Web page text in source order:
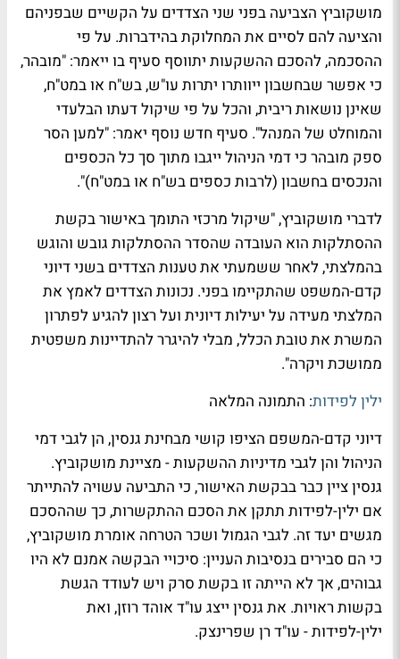
מושקוביץ הצביעה בפני שני הצדדים על הקשיים שבפניהם
והציעה להם לסיים את המחלוקת בהידברות. על פי
ההסכמה, להסכם ההשקעות יתווסף סעיף בו ייאמר: "מובהר,
כי אפשר שבחשבון ייוותרו יתרות עו"ש, בש"ח או במט"ח,
שאינן נושאות ריבית, והכל על פי שיקול דעתו הבלעדי
והמוחלט של המנהל". סעיף חדש נוסף יאמר: "למען הסר
ספק מובהר כי דמי הניהול ייגבו מתוך סך כל הכספים
והנכסים בחשבון (לרבות כספים בש"ח או במט"ח)".
לדברי מושקוביץ, "שיקול מרכזי התומך באישור בקשת
ההסתלקות הוא העובדה שהסדר ההסתלקות גובש והוגש
בהמלצתי, לאחר ששמעתי את טענות הצדדים בשני דיוני
קדם-המשפט שהתקיימו בפני. נכונות הצדדים לאמץ את
המלצתי מעידה על יעילות דיונית ועל רצון להגיע לפתרון
המשרת את טובת הכלל, מבלי להיגרר להתדיינות משפטית
ממושכת ויקרה".
ילין לפידות: התמונה המלאה
דיוני קדם-המשפם הציפו קושי מבחינת גנסין, הן לגבי דמי
הניהול והן לגבי מדיניות ההשקעות - מציינת מושקוביץ.
גנסין ציין כבר בבקשת האישור, כי התביעה עשויה להתייתר
אם ילין-לפידות תתקן את הסכם ההתקשרות, כך שההסכם
מגשים יעד זה. לגבי הגמול ושכר הטרחה אומרת מושקוביץ,
כי הם סבירים בנסיבות העניין: סיכויי הבקשה אמנם לא היו
גבוהים, אך לא הייתה זו בקשת סרק ויש לעודד הגשת
בקשות ראויות. את גנסין ייצג עו"ד אוהד רוזן, ואת
ילין-לפידות - עו"ד רן שפרינצק.